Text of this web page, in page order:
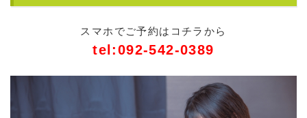
スマホでご予約はコチラから
tel:092-542-0389